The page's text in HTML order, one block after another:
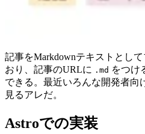
記事をMarkdownテキストとし
おり、記事のURLに .md をつけ
できる。最近いろんな開発者向
見るアレだ。
Astroでの実装